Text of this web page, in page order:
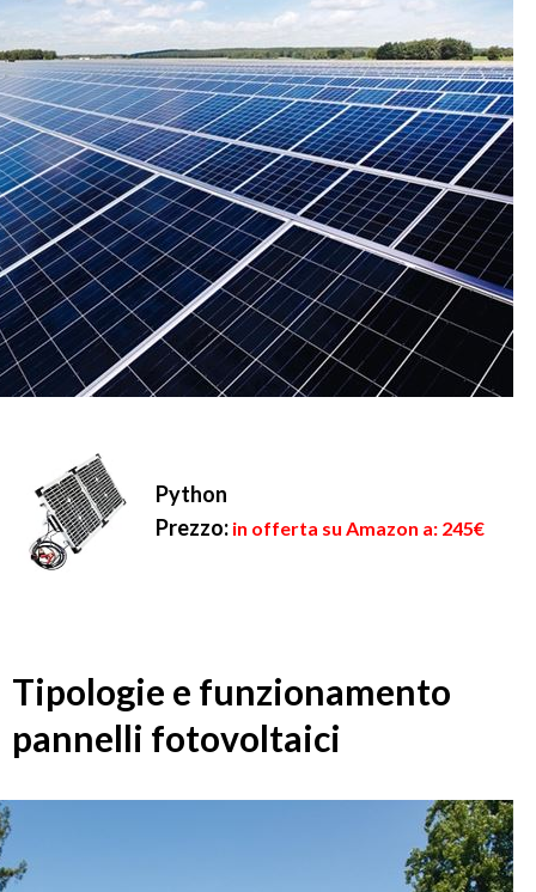
Python
Prezzo: in offerta su Amazon a: 245€
Tipologie e funzionamento
pannelli fotovoltaici